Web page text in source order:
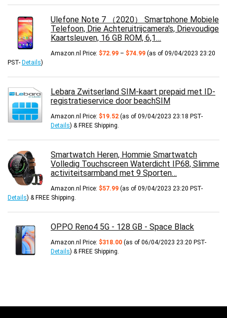
Ulefone Note 7 （2020） Smartphone Mobiele
Telefoon, Drie Achteruitrijcamera's, Drievoudige
Kaartsleuven, 16 GB ROM, 6,1…
Amazon.nl Price: $72.99 – $74.99Prijsklasse:
$72.99
(as of 09/04/2023 23:20
PST- Details)
Lebara Zwitserland SIM-kaart prepaid met ID-
registratieservice door beachSIM
Amazon.nl Price: $19.52 (as of 09/04/2023 23:18 PST-
Details) & FREE Shipping
Smartwatch Heren, Hommie Smartwatch
Volledig Touchscreen Waterdicht IP68, Slimme
activiteitsarmband met 9 Sporten…
Amazon.nl Price: $57.99 (as of 09/04/2023 23:20 PST-
Details) & FREE Shipping
OPPO Reno4 5G - 128 GB - Space Black
Amazon.nl Price: $318.00 (as of 06/04/2023 23:20 PST-
Details) & FREE Shipping